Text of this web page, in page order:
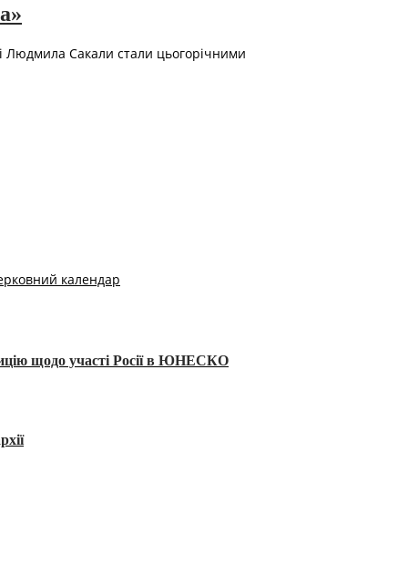
Людмила Сакали стали цьогорічними
календар
щодо участі Росії в ЮНЕСКО